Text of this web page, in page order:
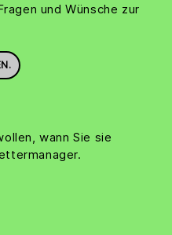
und Wünsche zur
wann Sie sie